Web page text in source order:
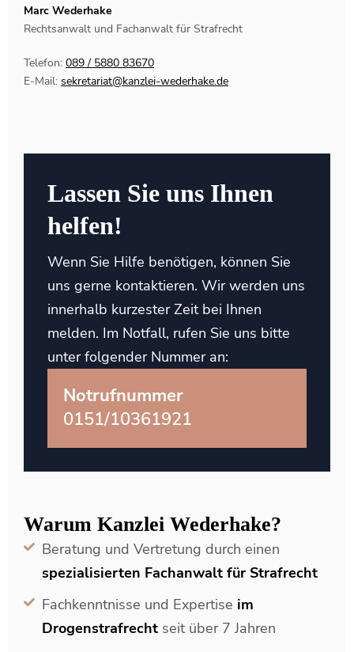
Marc Wederhake
Rechtsanwalt und Fachanwalt für Strafrecht
Telefon: 089 / 5880 83670
E-Mail: sekretariat@kanzlei-wederhake.de
Warum Kanzlei Wederhake?
Beratung und Vertretung durch einen
spezialisierten Fachanwalt für Strafrecht
Fachkenntnisse und Expertise im
Drogenstrafrechtseit über 7 Jahren
Lassen Sie uns Ihnen
helfen!
Wenn Sie Hilfe benötigen, können Sie
uns gerne kontaktieren. Wir werden uns
innerhalb kurzester Zeit bei Ihnen
melden. Im Notfall, rufen Sie uns bitte
unter folgender Nummer an:
Notrufnummer
0151/10361921